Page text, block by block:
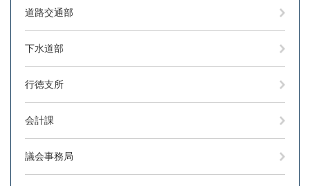
道路交通部
下水道部
行徳支所
会計課
議会事務局